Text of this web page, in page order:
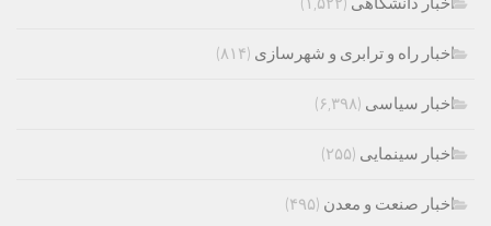
اخبار راه و ترابری و شهرسازی (۸۱۴)
اخبار سیاسی (۶,۳۹۸)
اخبار سینمایی (۲۵۵)
اخبار صنعت و معدن (۴۹۵)